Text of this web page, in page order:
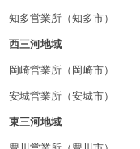
知多営業所（知多市）
西三河地域
岡崎営業所（岡崎市）
安城営業所（安城市）
東三河地域